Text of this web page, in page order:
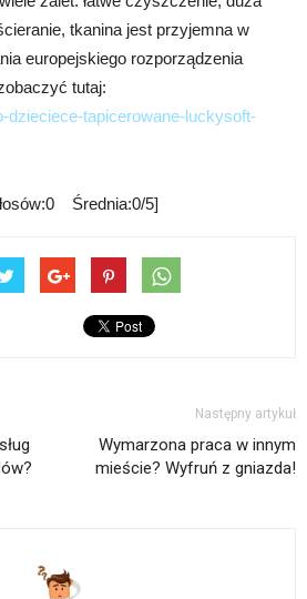
tkanina jest przyjemna w
europejskiego rozporządzenia
tutaj:
dzieciece-tapicerowane-luckysoft-
Średnia:0/5]
Następny artykuł
Wymarzona praca w innym
mieście? Wyfruń z gniazda!